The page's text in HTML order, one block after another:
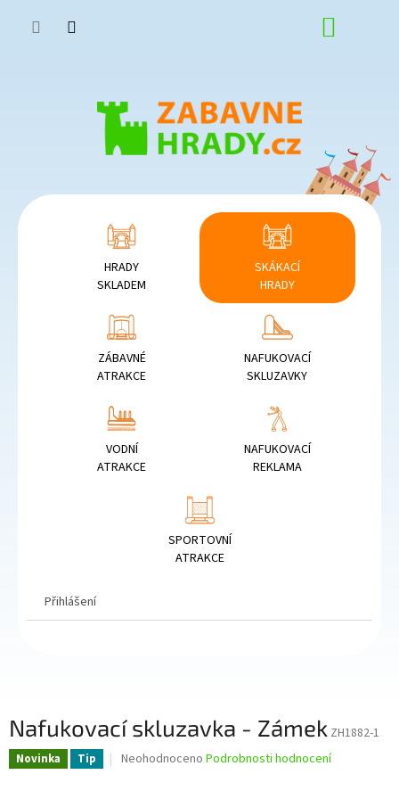
HRADY
SKLADEM
SKÁKACÍ
HRADY
ZÁBAVNÉ
ATRAKCE
NAFUKOVACÍ
SKLUZAVKY
VODNÍ
ATRAKCE
NAFUKOVACÍ
REKLAMA
SPORTOVNÍ
ATRAKCE
Přihlášení
Nafukovací skluzavka - Zámek ZH1882-1
Novinka Tip
Průměrné
Neohodnoceno Podrobnosti hodnocení